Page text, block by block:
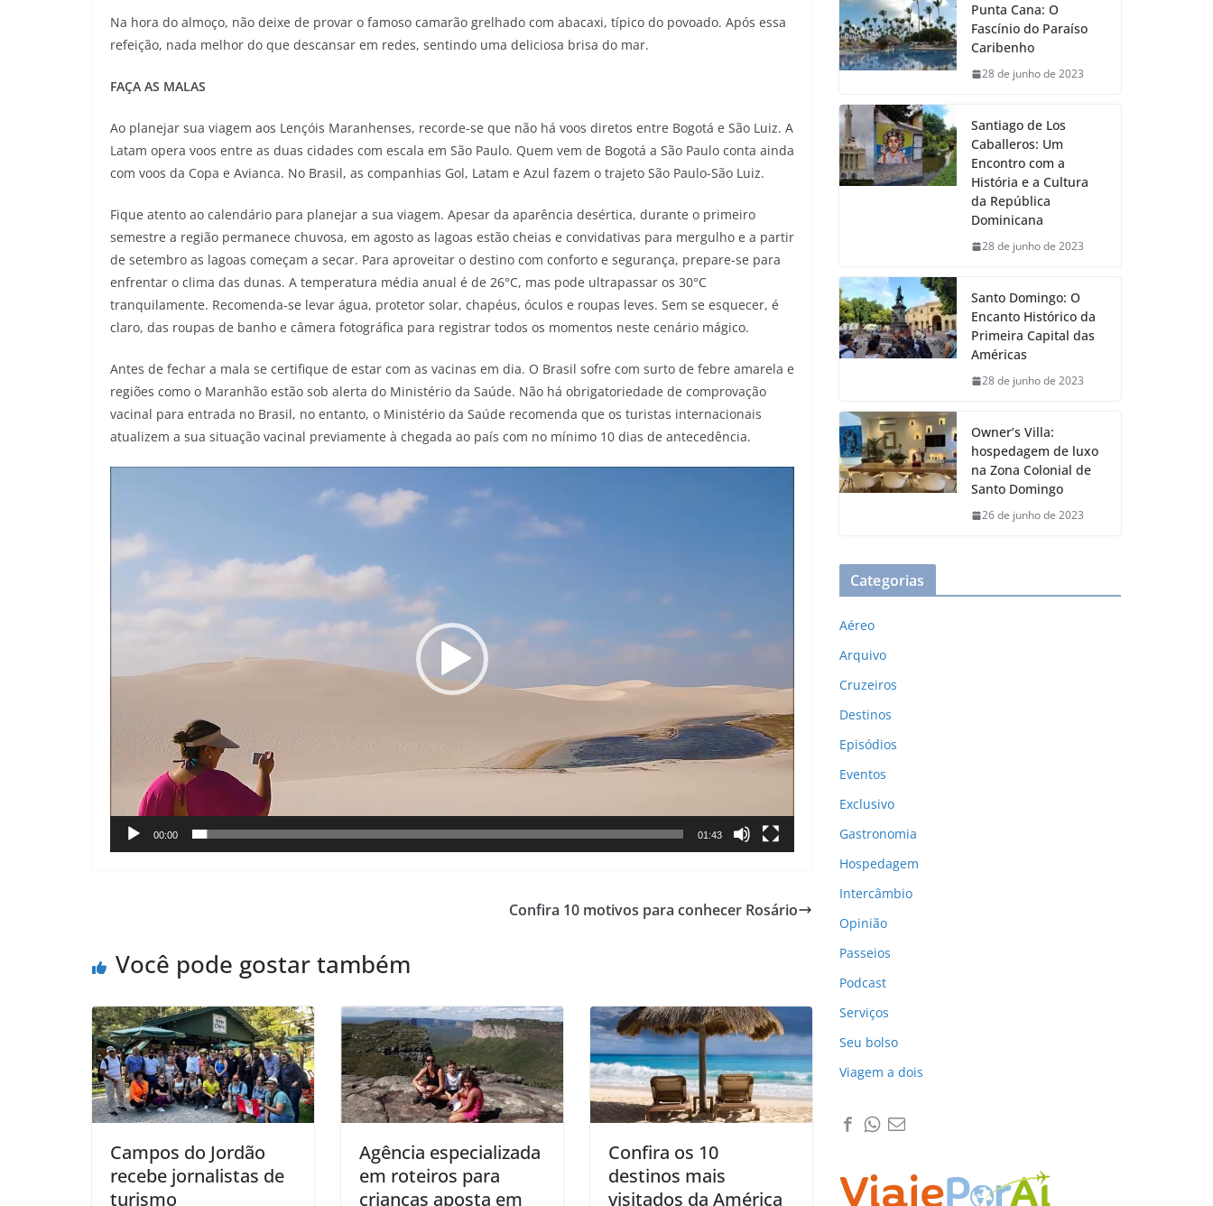
Na hora do almoço, não deixe de provar o famoso camarão grelhado com abacaxi, típico do povoado. Após essa
refeição, nada melhor do que descansar em redes, sentindo uma deliciosa brisa do mar.
FAÇA AS MALAS
Ao planejar sua viagem aos Lençóis Maranhenses, recorde-se que não há voos diretos entre Bogotá e São Luiz. A
Latam opera voos entre as duas cidades com escala em São Paulo. Quem vem de Bogotá a São Paulo conta ainda
com voos da Copa e Avianca. No Brasil, as companhias Gol, Latam e Azul fazem o trajeto São Paulo-São Luiz.
Fique atento ao calendário para planejar a sua viagem. Apesar da aparência desértica, durante o primeiro
semestre a região permanece chuvosa, em agosto as lagoas estão cheias e convidativas para mergulho e a partir
de setembro as lagoas começam a secar. Para aproveitar o destino com conforto e segurança, prepare-se para
enfrentar o clima das dunas. A temperatura média anual é de 26°C, mas pode ultrapassar os 30°C
tranquilamente. Recomenda-se levar água, protetor solar, chapéus, óculos e roupas leves. Sem se esquecer, é
claro, das roupas de banho e câmera fotográfica para registrar todos os momentos neste cenário mágico.
Antes de fechar a mala se certifique de estar com as vacinas em dia. O Brasil sofre com surto de febre amarela e
regiões como o Maranhão estão sob alerta do Ministério da Saúde. Não há obrigatoriedade de comprovação
vacinal para entrada no Brasil, no entanto, o Ministério da Saúde recomenda que os turistas internacionais
atualizem a sua situação vacinal previamente à chegada ao país com no mínimo 10 dias de antecedência.
vídeo
00:00 01:43
Confira 10 motivos para conhecer Rosário
Você pode gostar também
Campos do Jordão
recebe jornalistas de
turismo
Agência especializada
em roteiros para
crianças aposta em
Confira os 10
destinos mais
visitados da América
Punta Cana: O
Fascínio do Paraíso
Caribenho
28 de junho de 2023
Santiago de Los
Caballeros: Um
Encontro com a
História e a Cultura
da República
Dominicana
28 de junho de 2023
Santo Domingo: O
Encanto Histórico da
Primeira Capital das
Américas
28 de junho de 2023
Owner’s Villa:
hospedagem de luxo
na Zona Colonial de
Santo Domingo
26 de junho de 2023
Categorias
Aéreo
Arquivo
Cruzeiros
Destinos
Episódios
Eventos
Exclusivo
Gastronomia
Hospedagem
Intercâmbio
Opinião
Passeios
Podcast
Serviços
Seu bolso
Viagem a dois